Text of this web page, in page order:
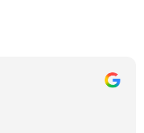
Jens-Martin